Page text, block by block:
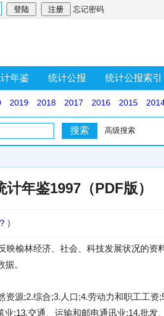
忘记密码
年鉴 统计公报 统计公报索引
2019 2018 2017 2016 2015
高级搜索
计年鉴1997（PDF版）
）
榆林经济、社会、科技发展状况的资
。
源;2.综合;3.人口;4.劳动力和职工工
;13.交通、运输和邮电通讯业;14.批